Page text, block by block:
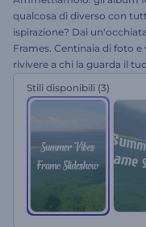
qualcosa di diverso con
ispirazione? Dai
Frames. Centinaia di foto
rivivere a chi la guarda il
famiglia e di matrimonio,
molto altro. Aggiungi
testo, aggiungi la musica
d'effetto. Provalo oggi
Stili disponibili (3)